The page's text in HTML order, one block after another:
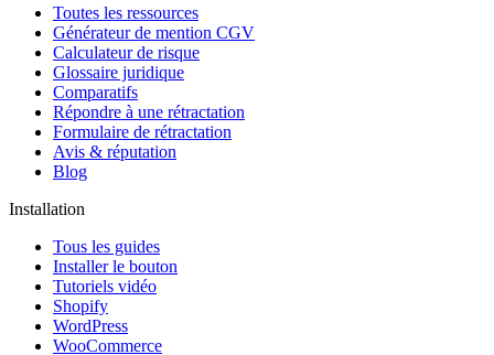
Toutes les ressources
Générateur de mention CGV
Calculateur de risque
Glossaire juridique
Comparatifs
Répondre à une rétractation
Formulaire de rétractation
Avis & réputation
Blog
Installation
Tous les guides
Installer le bouton
Tutoriels vidéo
Shopify
WordPress
WooCommerce